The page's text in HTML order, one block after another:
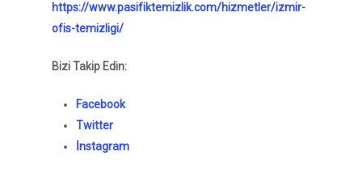
https://www.pasifiktemizlik.com/hizmetler/izmir-
ofis-temizligi/
Bizi Takip Edin:
Facebook
Twitter
İnstagram